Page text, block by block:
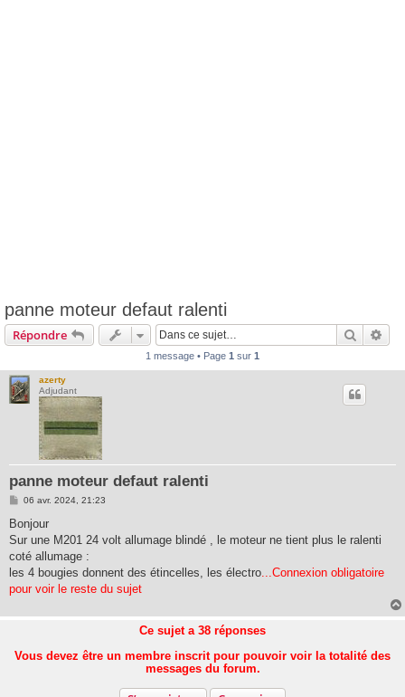
panne moteur defaut ralenti
Répondre
1 message • Page 1 sur 1
azerty
Adjudant
panne moteur defaut ralenti
M
s
a
g
06 avr. 2024, 21:23
Bonjour
Sur une M201 24 volt allumage blindé , le moteur ne tient plus le ralenti
coté allumage :
les 4 bougies donnent des étincelles, les électro ...Connexion obligatoire
pour voir le reste du sujet
Ce sujet a 38 réponses
Vous devez être un membre inscrit pour pouvoir voir la totalité des
messages du forum.